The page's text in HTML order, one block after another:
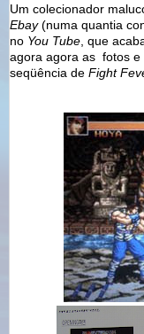
Um colecionador
Ebay(numa quantia
no You Tube , que
agora agora as fotos e
seqüência de Fight